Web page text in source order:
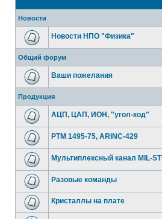
Новости
Новости НПО "Физика"
Общий форум
Ваши пожелания
Продукция
АЦП, ЦАП, ИОН, "угол-код"
РТМ 1495-75, ARINC-429
Мультиплексный канал MIL-
Разовые команды
Кристаллы на плате